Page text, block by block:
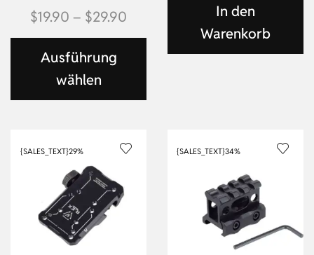
$19.90 – $29.90
Ausführung
wählen
In den
Warenkorb
{SALES_TEXT}29% {SALES_TEXT}34%